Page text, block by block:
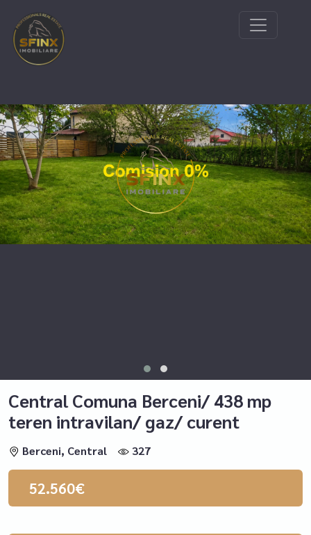
Central Comuna Berceni/ 438 mp
teren intravilan/ gaz/ curent
Berceni, Central 327
52.560€